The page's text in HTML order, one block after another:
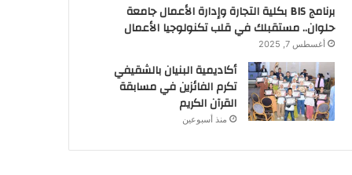
برنامج BIS بكلية التجارة وإدارة الأعمال جامعة
حلوان.. مستقبلك في قلب تكنولوجيا الأعمال
أغسطس 7, 2025
أكاديمية البنيان بالشقيفي
تكرم الفائزين في مسابقة
القرآن الكريم
منذ أسبوعين